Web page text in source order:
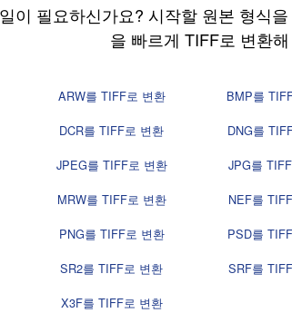
이 필요하신가요? 시작할 원본 형식
을 빠르게 TIFF로 변환
ARW를 TIFF로 변환 BMP를
DCR를 TIFF로 변환 DNG를
JPEG를 TIFF로 변환 JPG를
MRW를 TIFF로 변환 NEF를
PNG를 TIFF로 변환 PSD를
SR2를 TIFF로 변환 SRF를
X3F를 TIFF로 변환